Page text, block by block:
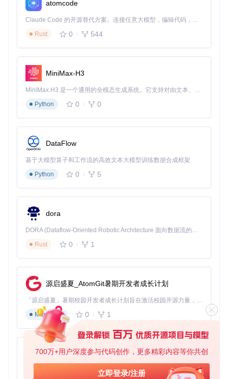
700万+用户深度参与代码创作，更多精彩内容等你共创
立即登录/注册
atomcode
Claude Code 的开源替代方案。连接任意大模型，编辑代码，运行命令，自动验证 — 全自动执行。用 Rust 构建，极致性能。 ｜ An open-source alternative to Claude Code. Connect any LLM, edit code, run commands, and verify changes — autonomously. Built in Rust for speed. Get Started
Rust
0 544
MiniMax-H3
MiniMax H3 是一个通用的全模态生成系统。它支持对由文本、图像、视频和音频组成的多模态上下文进行统一理解，并能生成分辨率高达 2K、时长可达 15 秒的带原生立体声音频的视频。得益于面向任务泛化的系统设计，H3 在预训练阶段就已具备广泛的多模态上下文理解与生成能力，能够出色地执行复杂的多模态指令。
Python
0 0
DataFlow
基于大模型算子和工作流的高效文本大模型训练数据合成框架
Python
0 5
dora
DORA (Dataflow-Oriented Robotic Architecture 面向数据流的机器人架构) 是为 AI 与具身智能机器人打造的高性能开发框架，以数据流范式重构开发逻辑，原生支持分布式部署与端边云协同 —— 无需复杂适配，即可实现一体端到端具身大小脑、VLA等模型部署，无缝衔接感知、推理、控制全链路，让 AI 能力与机器人动作深度融合。 依托 Rust 内核与零拷贝通信技术，它将具身大小脑、VLA等模型推理、多模态数据融合延迟压缩至微秒级，同时兼容 ROS2 生态与国产 AI 芯片，彻底降低具身智能机器人的开发门槛，让分布式部署下的 AI 赋能创新更高效、更灵活。
Rust
0 1
源启盛夏_AtomGit暑期开发者成长计划
「源启盛夏」暑期校园开发者成长计划旨在激活校园开源力量，通过积分激励、认证扶持、资源倾斜等形式，引导高校组织和开发者完成「入驻 — 建项目 — 做贡献 — 获认证 — 得资源」的完整闭环。无论你是想带领社团入驻平台的组织者，还是希望用代码贡献证明自己的开发者，都能在这里找到属于你的成长路径。
Markdown
0 1
py-xiaozhi
基于Python的Xiaozhi AI，适用于想要完整Xiaozhi体验而无需拥有专用硬件的用户。